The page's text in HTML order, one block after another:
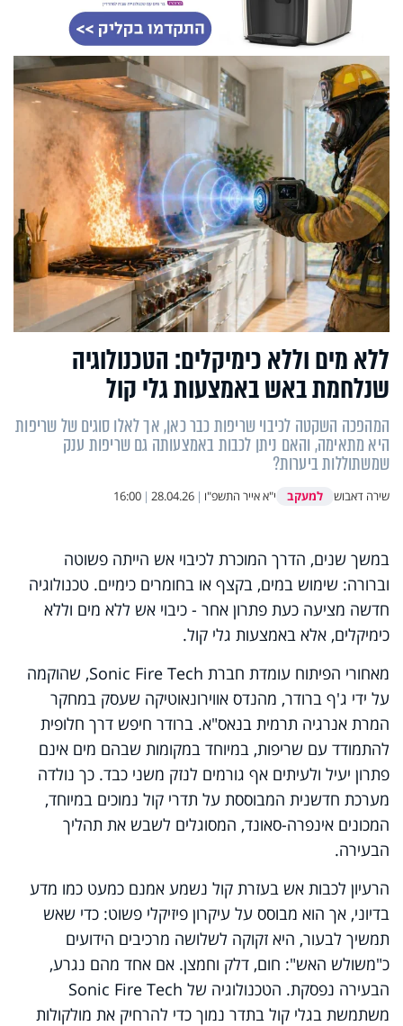
ללא מים וללא כימיקלים: הטכנולוגיה
שנלחמת באש באמצעות גלי קול
המהפכה השקטה לכיבוי שריפות כבר כאן, אך לאלו סוגים של שריפות
היא מתאימה, והאם ניתן לכבות באמצעותה גם שריפות ענק
שמשתוללות ביערות?
שירה דאבוש למעקב י"א אייר התשפ"ו |
28.04.26
|
16:00
במשך שנים, הדרך המוכרת לכיבוי אש הייתה פשוטה
וברורה: שימוש במים, בקצף או בחומרים כימיים. טכנולוגיה
חדשה מציעה כעת פתרון אחר - כיבוי אש ללא מים וללא
כימיקלים, אלא באמצעות גלי קול.
מאחורי הפיתוח עומדת חברת Sonic Fire Tech, שהוקמה
על ידי ג'ף ברודר, מהנדס אווירונאוטיקה שעסק במחקר
המרת אנרגיה תרמית בנאס"א. ברודר חיפש דרך חלופית
להתמודד עם שריפות, במיוחד במקומות שבהם מים אינם
פתרון יעיל ולעיתים אף גורמים לנזק משני כבד. כך נולדה
מערכת חדשנית המבוססת על תדרי קול נמוכים במיוחד,
המכונים אינפרה-סאונד, המסוגלים לשבש את תהליך
הבעירה.
הרעיון לכבות אש בעזרת קול נשמע אמנם כמעט כמו מדע
בדיוני, אך הוא מבוסס על עיקרון פיזיקלי פשוט: כדי שאש
תמשיך לבעור, היא זקוקה לשלושה מרכיבים הידועים
כ"משולש האש": חום, דלק וחמצן. אם אחד מהם נגרע,
הבעירה נפסקת. הטכנולוגיה של Sonic Fire Tech
משתמשת בגלי קול בתדר נמוך כדי להרחיק את מולקולות